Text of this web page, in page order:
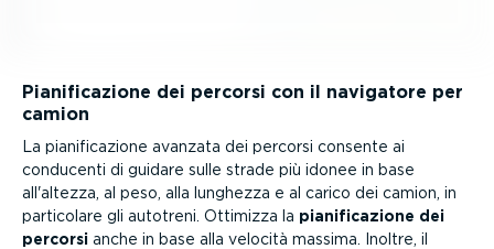
Piani­fi­ca­zione dei percorsi con il navigatore per
camion
La piani­fi­ca­zione avanzata dei percorsi consente ai
conducenti di guidare sulle strade più idonee in base
all'altezza, al peso, alla lunghezza e al carico dei camion, in
particolare gli autotreni. Ottimizza la piani­fi­ca­zione dei
percorsi anche in base alla velocità massima. Inoltre, il